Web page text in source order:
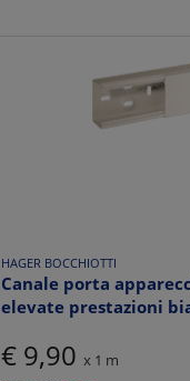
HAGER BOCCHIOTTI
Canale porta
elevate prestazioni
€ 9,90x 1 m